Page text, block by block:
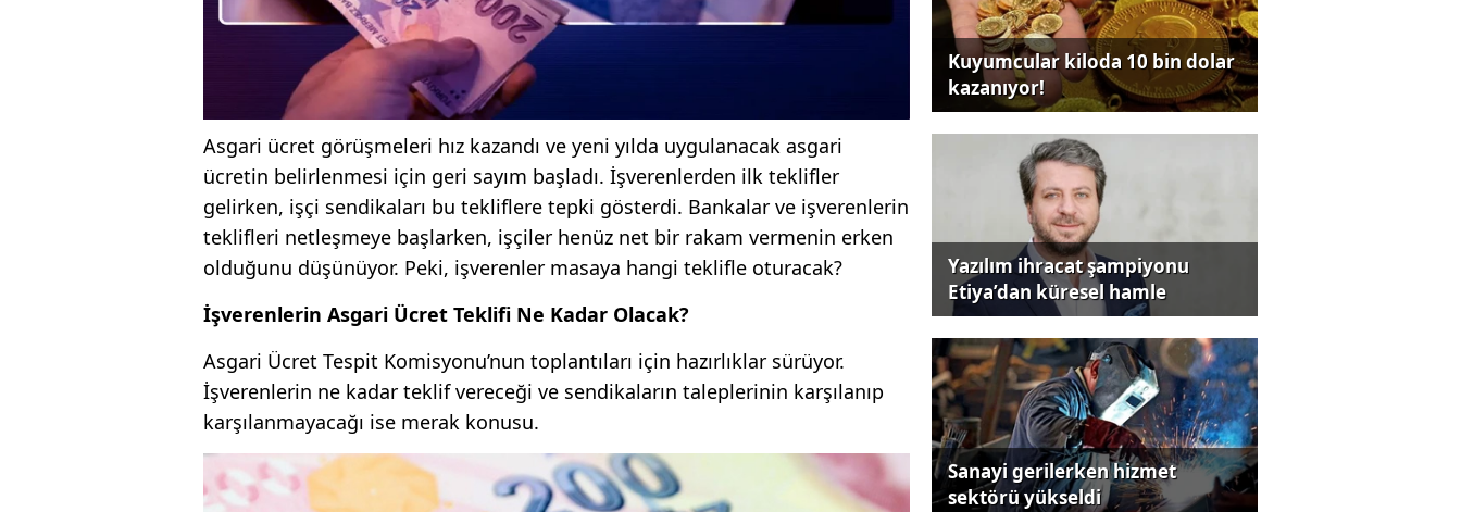
Asgari ücret görüşmeleri hız kazandı ve yeni yılda uygulanacak asgari
ücretin belirlenmesi için geri sayım başladı. İşverenlerden ilk teklifler
gelirken, işçi sendikaları bu tekliflere tepki gösterdi. Bankalar ve işverenlerin
teklifleri netleşmeye başlarken, işçiler henüz net bir rakam vermenin erken
olduğunu düşünüyor. Peki, işverenler masaya hangi teklifle oturacak?
İşverenlerin Asgari Ücret Teklifi Ne Kadar Olacak?
Asgari Ücret Tespit Komisyonu’nun toplantıları için hazırlıklar sürüyor.
İşverenlerin ne kadar teklif vereceği ve sendikaların taleplerinin karşılanıp
karşılanmayacağı ise merak konusu.
Kuyumcular kiloda 10 bin dolar
kazanıyor!
Yazılım ihracat şampiyonu
Etiya’dan küresel hamle
Sanayi gerilerken hizmet
sektörü yükseldi